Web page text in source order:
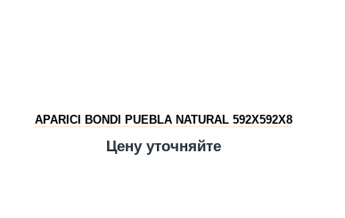
APARICI BONDI PUEBLA NATURAL 592X592X8
Цену уточняйте